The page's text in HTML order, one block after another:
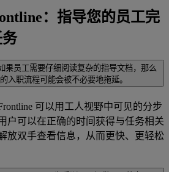
：指导您的员工完
果员工需要仔细阅读复杂的指导文档，那么
入职流程可能会被不必要地拖延。
可以用工人视野中可见的分步
户可以在正确的时间获得与任务相关
放双手查看信息，从而更快、更轻松